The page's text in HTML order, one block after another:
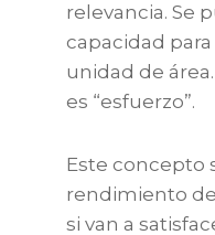
relevancia. Se
capacidad
unidad de
es “esfuerzo”.
Este concepto
rendimiento
si van a